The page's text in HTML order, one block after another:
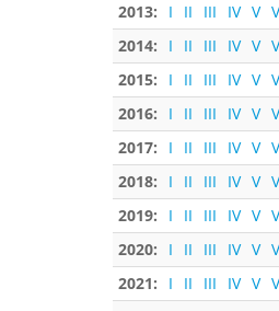
2013:
I II III IV V
2014:
I II III IV V
2015:
I II III IV V
2016:
I II III IV V
2017:
I II III IV V
2018:
I II III IV V
2019:
I II III IV V
2020:
I II III IV V
2021:
I II III IV V